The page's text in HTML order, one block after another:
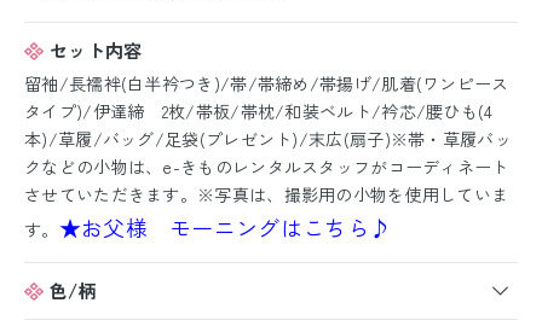
セット内容
留袖/長襦袢(白半衿つき)/帯/帯締め/帯揚げ/肌着(ワンピース
タイプ)/伊達締 2枚/帯板/帯枕/和装ベルト/衿芯/腰ひも(4
本)/草履/バッグ/足袋(プレゼント)/末広(扇子)※帯・草履バッ
クなどの小物は、e-きものレンタルスタッフがコーディネート
させていただきます。※写真は、撮影用の小物を使用していま
す。 ★お父様 モーニングはこちら♪
色/柄